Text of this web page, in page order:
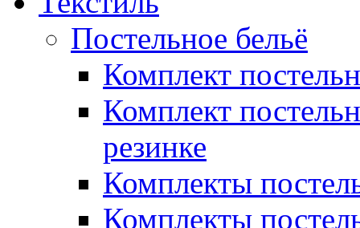
Постельное бельё
Комплект
Комплект
резинке
Комплекты
Комплекты